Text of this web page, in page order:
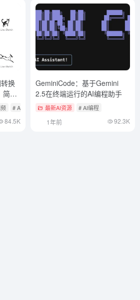
换
简化
# AI开源项目
84.5K
GeminiCode：基于Gemini
2.5在终端运行的AI编程助手
最新AI资源 # AI编程
1年前 92.3K